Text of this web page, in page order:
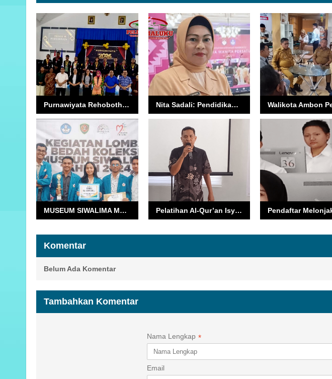
Purnawiyata Rehoboth Jadi Momentum Lahirnya Generasi Berkarakter dan Berdaya Saing Nita Sadali: Pendidikan Kuat Lahir dari Lingkungan Sehat
MUSEUM SIWALIMA MALUKU GELAR LOMBA BEDAH KOLEKSI Pelatihan Al-Qur’an Isyarat Diharapkan Menyebar ke Seluruh Maluku, Bukan Berhenti di Ambon
Komentar
Belum Ada Komentar
Tambahkan Komentar
Nama Lengkap *
Email